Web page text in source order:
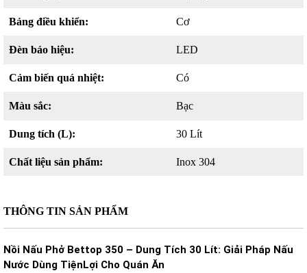
THÔNG TIN SẢN PHẨM
Nồi Nấu Phở Bettop 350 – Dung Tích 30 Lít: Giải Pháp Nấu
Nước Dùng TiệnLợi Cho Quán Ăn
Bảng điều khiển: Cơ
Đèn báo hiệu: LED
Cảm biến quá nhiệt: Có
Màu sắc: Bạc
Dung tích (L): 30 Lít
Chất liệu sản phẩm: Inox 304